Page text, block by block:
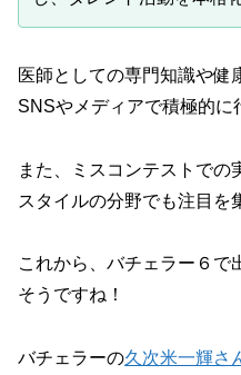
医師としての専門知識や健
SNSやメディアで積極的に
また、ミスコンテストでの
スタイルの分野でも注目を
これから、バチェラー６で
そうですね！
バチェラーの久次米一輝さ